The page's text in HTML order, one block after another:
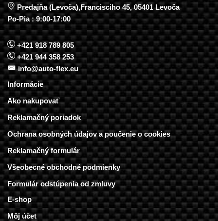
Predajňa (Levoča),Francisciho 45, 05401 Levoča
Po-Pia : 9:00-17:00
+421 918 789 805
+421 944 358 253
info@auto-flex.eu
Informácie
Ako nakupovať
Reklamačný poriadok
Ochrana osobných údajov a poučenie o cookies
Reklamačný formulár
Všeobecné obchodné podmienky
Formulár odstúpenia od zmluvy
E-shop
Môj účet